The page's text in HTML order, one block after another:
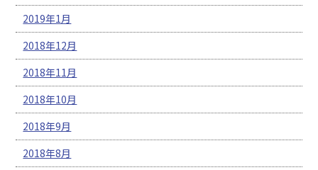
2019年1月
2018年12月
2018年11月
2018年10月
2018年9月
2018年8月